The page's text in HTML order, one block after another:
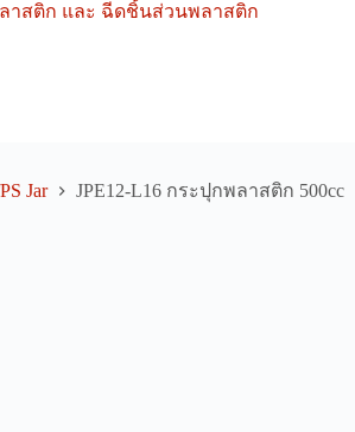
Jar JPE12-L16 กระปุกพลาสติก 500cc